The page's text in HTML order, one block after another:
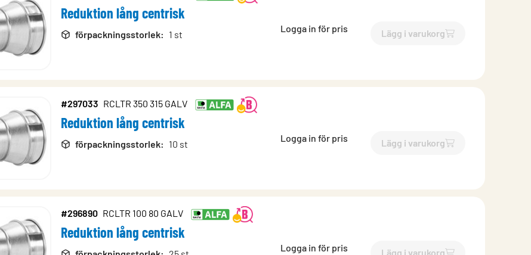
Reduktion lång centrisk
förpackningsstorlek: 1 st
Logga in för pris Lägg i varukorg
`$Lägg till
#297033 RCLTR 350 315 GALV
Reduktion lång centrisk
förpackningsstorlek: 10 st
Logga in för pris Lägg i varukorg
`$Lägg till
#296890 RCLTR 100 80 GALV
Reduktion lång centrisk
Logga in för pris Lägg i varukorg